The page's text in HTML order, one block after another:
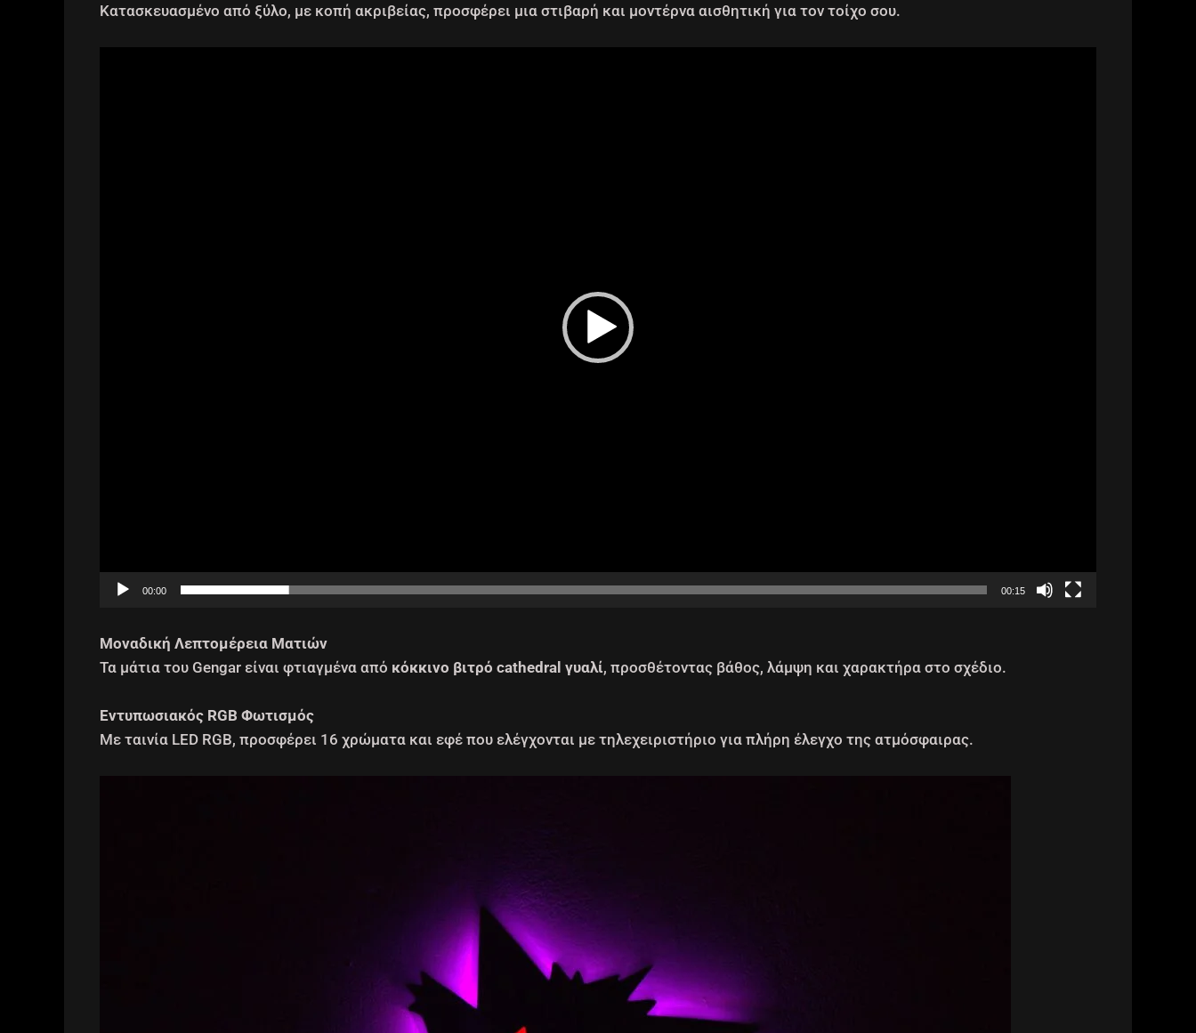
Κατασκευασμένο από ξύλο, με κοπή ακριβείας, προσφέρει μια στιβαρή και μοντέρνα αισθητική για τον τοίχο σου.
00:00 00:15
Μοναδική Λεπτομέρεια Ματιών
Τα μάτια του Gengar είναι φτιαγμένα από κόκκινο βιτρό cathedral γυαλί, προσθέτοντας βάθος, λάμψη και χαρακτήρα στο σχέδιο.
Εντυπωσιακός RGB Φωτισμός
Με ταινία LED RGB, προσφέρει 16 χρώματα και εφέ που ελέγχονται με τηλεχειριστήριο για πλήρη έλεγχο της ατμόσφαιρας.